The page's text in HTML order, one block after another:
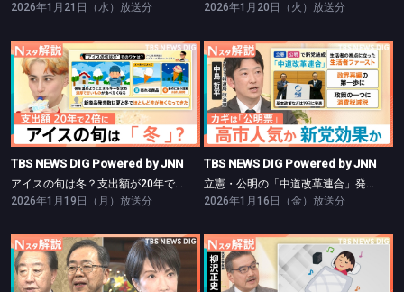
2026年1月21日（水）放送分
2026年1月20日（火）放送分
TBS NEWS DIG Powered by JNN
アイスの旬は冬？支出額が20年で2倍に【Nスタ】
TBS NEWS DIG Powered by JNN
アイスの旬は冬？支出額が20年で2倍に【Nスタ】
2026年1月19日（月）放送分
TBS NEWS DIG Powered by JNN
立憲・公明の「中道改革連合」発足【Nスタ】
TBS NEWS DIG Powered by JNN
立憲・公明の「中道改革連合」発足【Nスタ】
2026年1月16日（金）放送分
TBS NEWS DIG Powered by JNN
TBS NEWS DIG Powered by JNN